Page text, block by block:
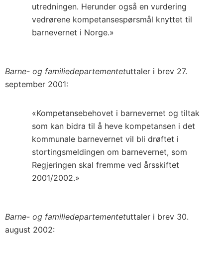
utredningen. Herunder også en vurdering
vedrørene kompetansespørsmål knyttet til
barnevernet i Norge.»
Barne- og familiedepartementetuttaler i brev 27.
september 2001:
«Kompetansebehovet i barnevernet og tiltak
som kan bidra til å heve kompetansen i det
kommunale barnevernet vil bli drøftet i
stortingsmeldingen om barnevernet, som
Regjeringen skal fremme ved årsskiftet
2001/2002.»
Barne- og familiedepartementetuttaler i brev 30.
august 2002: